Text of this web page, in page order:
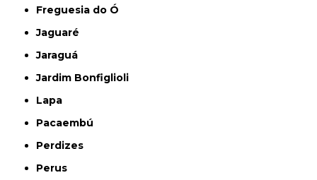
Freguesia do Ó
Jaguaré
Jaraguá
Jardim Bonfiglioli
Lapa
Pacaembú
Perdizes
Perus